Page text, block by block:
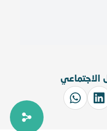
الاجتماعي